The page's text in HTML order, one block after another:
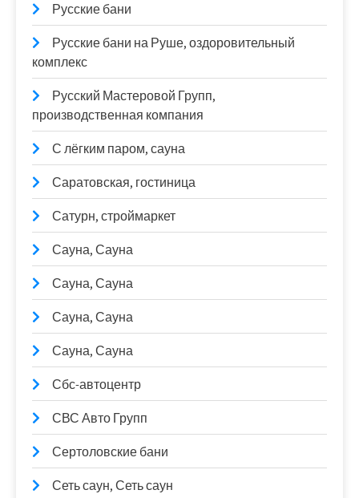
Русские бани
Русские бани на Руше, оздоровительный
комплекс
Русский Мастеровой Групп,
производственная компания
С лёгким паром, сауна
Саратовская, гостиница
Сатурн, строймаркет
Сауна, Сауна
Сауна, Сауна
Сауна, Сауна
Сауна, Сауна
Сбс-автоцентр
СВС Авто Групп
Сертоловские бани
Сеть саун, Сеть саун